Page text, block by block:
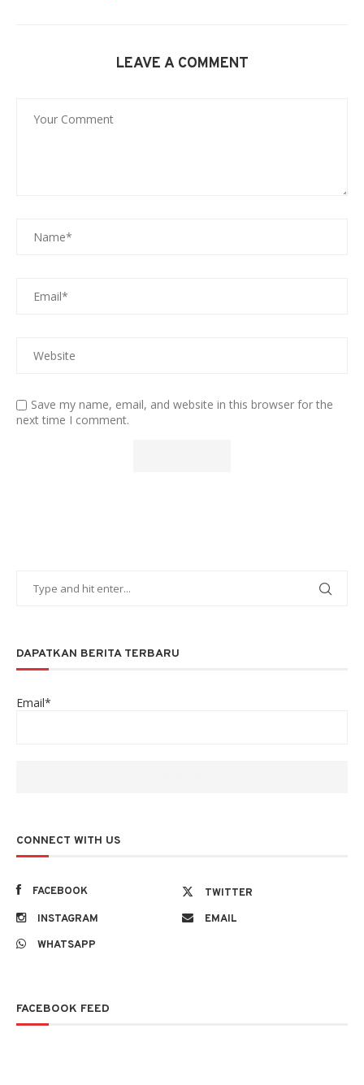
LEAVE A COMMENT
Save my name, email, and website in this browser for the
next time I comment.
DAPATKAN BERITA TERBARU
Email*
CONNECT WITH US
FACEBOOK
TWITTER
INSTAGRAM
EMAIL
WHATSAPP
FACEBOOK FEED